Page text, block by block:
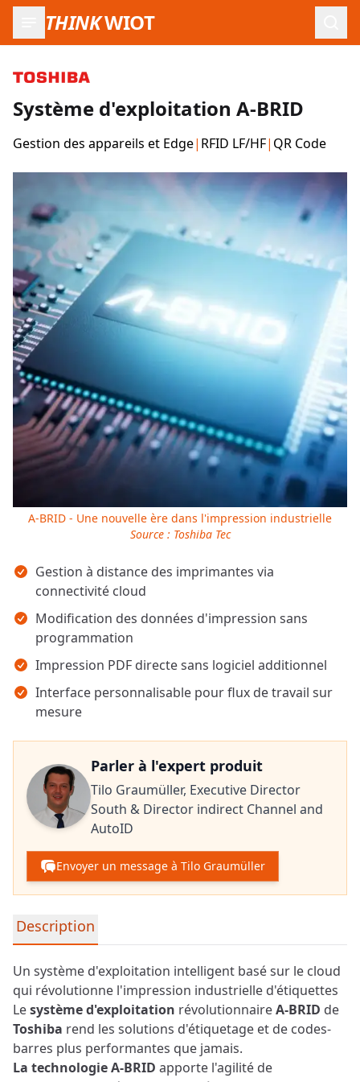
THINKWIOT
Système d'exploitation A-BRID
Gestion des appareils et Edge| RFID LF/HF| QR Code
Points clés
Gestion à distance des imprimantes via
connectivité cloud
Modification des données d'impression sans
programmation
Impression PDF directe sans logiciel additionnel
Interface personnalisable pour flux de travail sur
mesure
Parler à l'expert produit
Tilo Graumüller, Executive Director
South & Director indirect Channel and
AutoID
Envoyer un message à Tilo Graumüller
Informations détaillées sur le produit
Description
Un système d'exploitation intelligent basé sur le cloud
qui révolutionne l'impression industrielle d'étiquettes
Lesystème d'exploitation révolutionnaireA-BRID de
Toshiba rend les solutions d'étiquetage et de codes-
barres plus performantes que jamais.
La technologie A-BRID apporte l'agilité de
Images du produit
A-BRID - Une nouvelle ère dans l'impression industrielle
Source : Toshiba Tec